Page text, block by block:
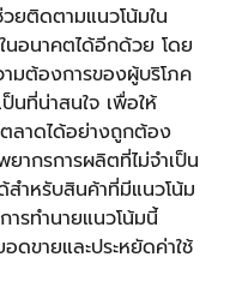
ยติดตามแนวโน้มใน
นอนาคตได้อีกด้วย โดย
มต้องการของผู้บริโภค
นที่น่าสนใจ เพื่อให้
ลาดได้อย่างถูกต้อง
ากรการผลิตที่ไม่จำเป็น
ำหรับสินค้าที่มีแนวโน้ม
ารทำนายแนวโน้มนี้
ดขายและประหยัดค่าใช้